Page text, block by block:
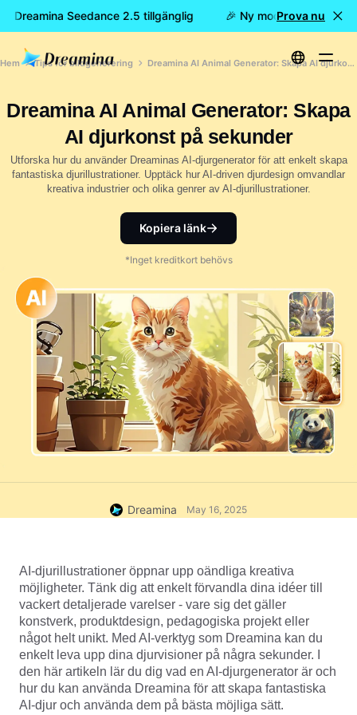
Dreamina Seedance 2.5 tillgänglig 🎉 Ny modell är här: nu
Prova nu
Hem Tips för bildgenerering Dreamina AI Animal Generator: Skapa AI djurkonst på sekunder
Dreamina AI Animal Generator: Skapa
AI djurkonst på sekunder
Utforska hur du använder Dreaminas AI-djurgenerator för att enkelt skapa
fantastiska djurillustrationer. Upptäck hur AI-driven djurdesign omvandlar
kreativa industrier och olika genrer av AI-djurillustrationer.
Kopiera länk
*Inget kreditkort behövs
Dreamina May 16, 2025
AI-djurillustrationer öppnar upp oändliga kreativa
möjligheter. Tänk dig att enkelt förvandla dina idéer till
vackert detaljerade varelser - vare sig det gäller
konstverk, produktdesign, pedagogiska projekt eller
något helt unikt. Med AI-verktyg som Dreamina kan du
enkelt leva upp dina djurvisioner på några sekunder. I
den här artikeln lär du dig vad en AI-djurgenerator är och
hur du kan använda Dreamina för att skapa fantastiska
AI-djur och använda dem på bästa möjliga sätt.